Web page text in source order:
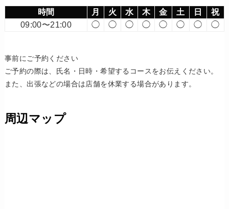
時間 月 火 水 木 金 土 日
祝
09:00〜21:00
◯ ◯ ◯ ◯ ◯ ◯ ◯ ◯
事前にご予約ください
ご予約の際は、氏名・日時・希望するコースをお伝えください。
また、出張などの場合は店舗を休業する場合があります。
周辺マップ